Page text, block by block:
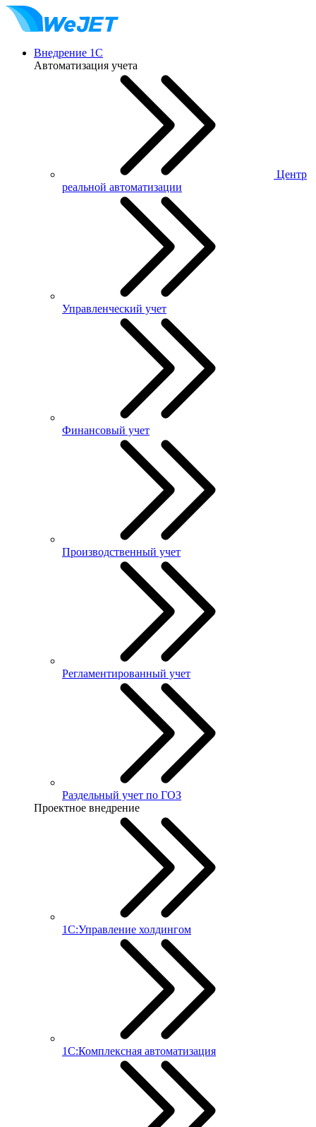
Внедрение 1С
Автоматизация учета
Центр
реальной автоматизации
Управленческий учет
Финансовый учет
Производственный учет
Регламентированный учет
Раздельный учет по ГОЗ
Проектное внедрение
1С:Управление холдингом
1С:Комплексная автоматизация